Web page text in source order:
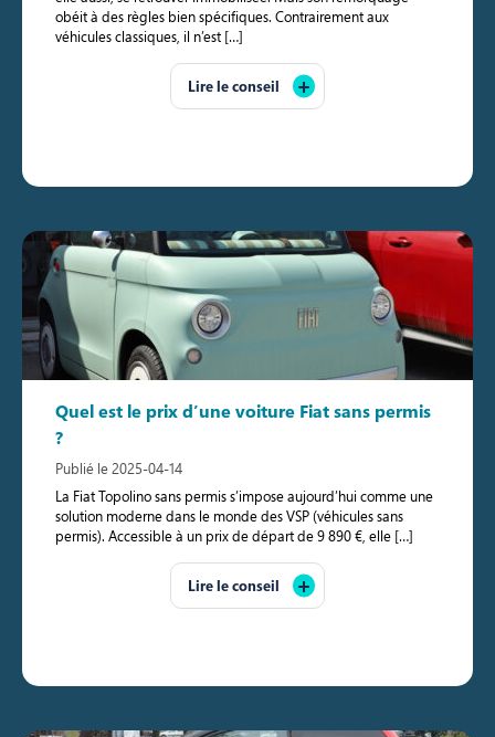
obéit à des règles bien spécifiques. Contrairement aux
véhicules classiques, il n’est […]
Lire le conseil
Quel est le prix d’une voiture Fiat sans permis
?
Publié le 2025-04-14
La Fiat Topolino sans permis s’impose aujourd’hui comme une
solution moderne dans le monde des VSP (véhicules sans
permis). Accessible à un prix de départ de 9 890 €, elle […]
Lire le conseil